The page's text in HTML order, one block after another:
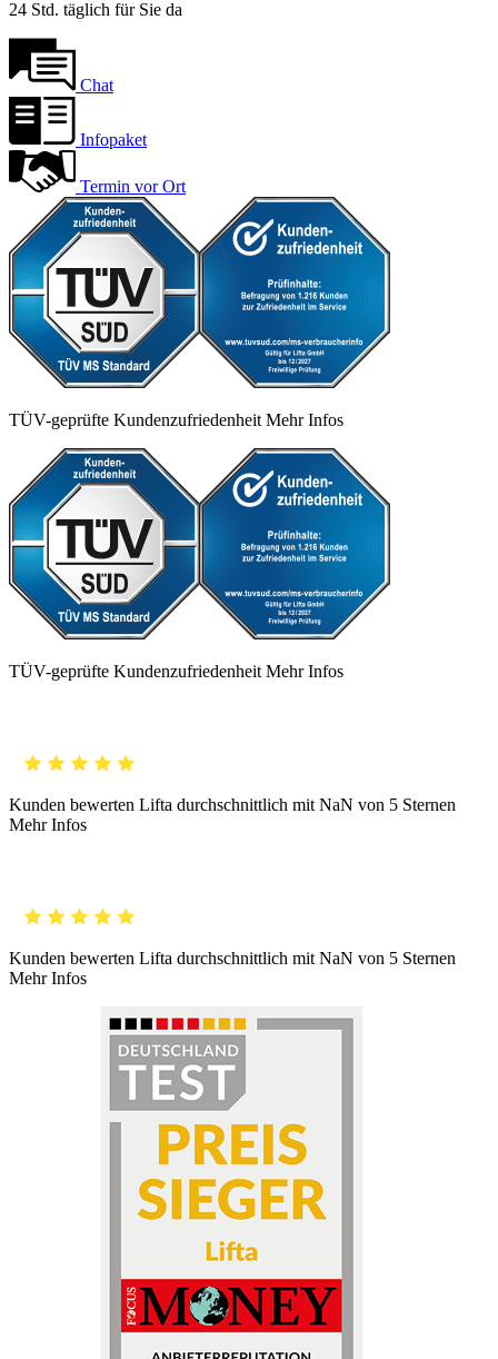
24 Std. täglich für Sie da
Chat
Infopaket
Termin vor Ort
TÜV-geprüfte Kundenzufriedenheit Mehr Infos
TÜV-geprüfte Kundenzufriedenheit Mehr Infos
Kunden bewerten Lifta durchschnittlich mit NaN von 5 Sternen
Mehr Infos
Kunden bewerten Lifta durchschnittlich mit NaN von 5 Sternen
Mehr Infos